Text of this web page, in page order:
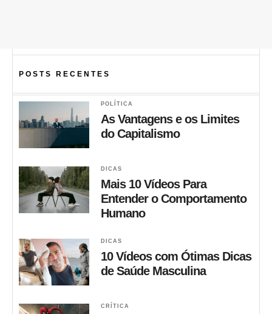
POSTS RECENTES
POLÍTICA
As Vantagens e os Limites
do Capitalismo
DICAS
Mais 10 Vídeos Para
Entender o Comportamento
Humano
DICAS
10 Vídeos com Ótimas Dicas
de Saúde Masculina
CRÍTICA